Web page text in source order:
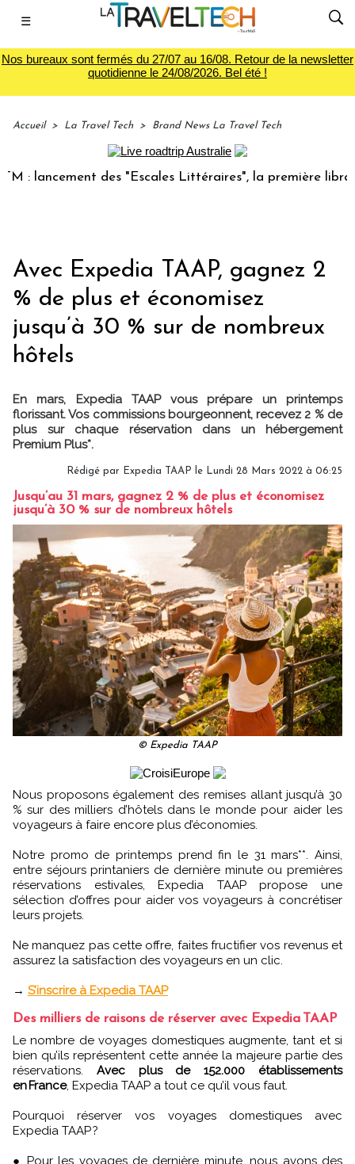
☰
Nos bureaux sont fermés du 27/07 au 16/08. Retour de la newsletter
quotidienne le 24/08/2026. Bel été !
Accueil > La Travel Tech > Brand News La Travel Tech
des "Escales Littéraires", la première librairie
Avec Expedia TAAP, gagnez 2
% de plus et économisez
jusqu’à 30 % sur de nombreux
hôtels
En mars, Expedia TAAP vous prépare un printemps
florissant. Vos commissions bourgeonnent, recevez 2 % de
plus sur chaque réservation dans un hébergement
Premium Plus*.
Rédigé par Expedia TAAP le Lundi 28 Mars 2022 à 06:25
Jusqu’au 31 mars, gagnez 2 % de plus et économisez
jusqu’à 30 % sur de nombreux hôtels
© Expedia TAAP
Nous proposons également des remises allant jusqu’à 30
% sur des milliers d’hôtels dans le monde pour aider les
voyageurs à faire encore plus d’économies.
Notre promo de printemps prend fin le 31 mars**. Ainsi,
entre séjours printaniers de dernière minute ou premières
réservations estivales, Expedia TAAP propose une
sélection d’offres pour aider vos voyageurs à concrétiser
leurs projets.
Ne manquez pas cette offre, faites fructifier vos revenus et
assurez la satisfaction des voyageurs en un clic.
→ S’inscrire à Expedia TAAP
Des milliers de raisons de réserver avec Expedia TAAP
Le nombre de voyages domestiques augmente, tant et si
bien qu’ils représentent cette année la majeure partie des
réservations. Avec plus de 152.000 établissements
en France, Expedia TAAP a tout ce qu’il vous faut.
Pourquoi réserver vos voyages domestiques avec
Expedia TAAP ?
● Pour les voyages de dernière minute, nous avons des